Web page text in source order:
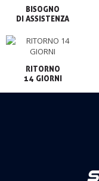
BISOGNO
RITORNO
14 GIORNI